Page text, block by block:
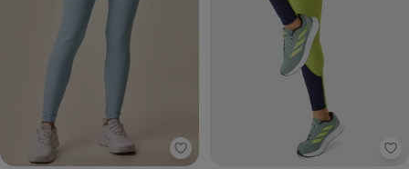
Malwee - Calça Legging Malha